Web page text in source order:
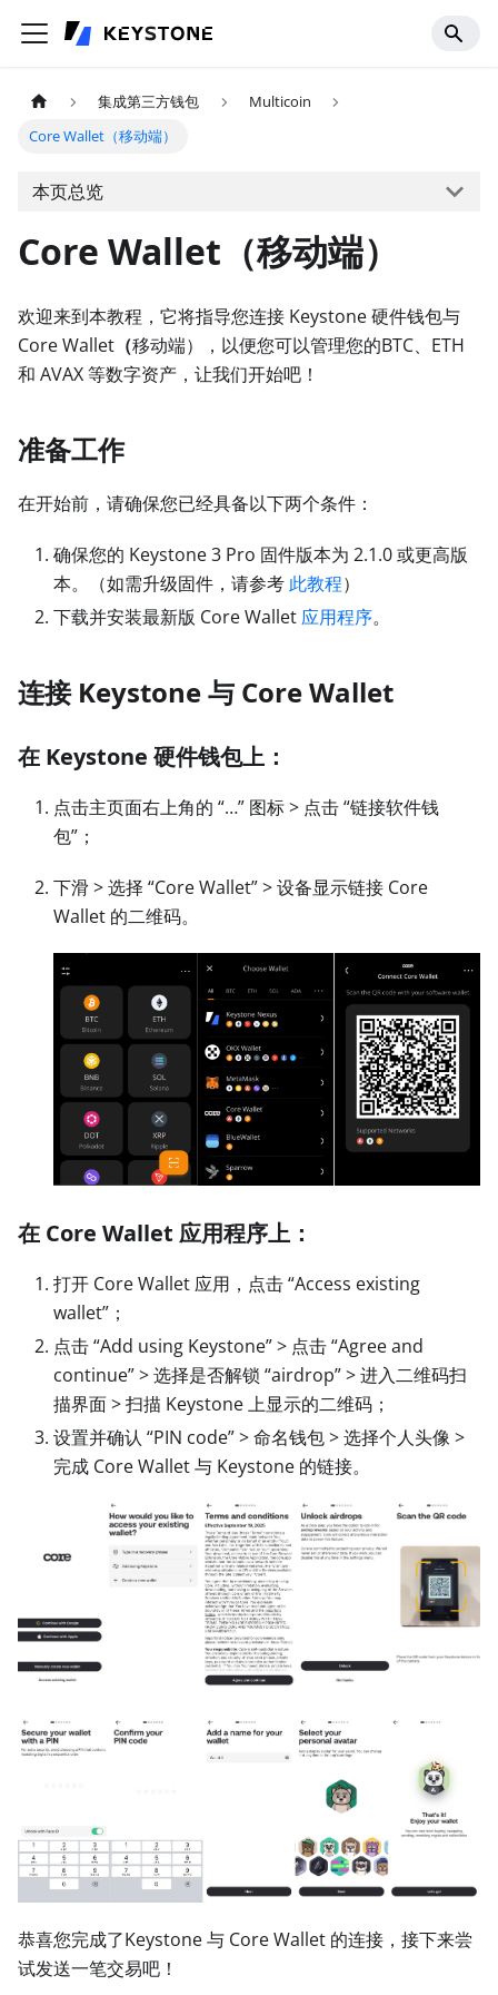
集成第三方钱包
Multicoin
Core Wallet（移动端）
本页总览
Core Wallet（移动端）
欢迎来到本教程，它将指导您连接 Keystone 硬件钱包与
Core Wallet （移动端），以便您可以管理您的BTC、ETH
和 AVAX 等数字资产，让我们开始吧！
准备工作
在开始前，请确保您已经具备以下两个条件：
确保您的 Keystone 3 Pro 固件版本为 2.1.0 或更高版
本。（如需升级固件，请参考 此教程）
下载并安装最新版 Core Wallet 应用程序。
连接 Keystone 与 Core Wallet
在 Keystone 硬件钱包上：
点击主页面右上角的 “…” 图标> 点击 “链接软件钱
包”；
下滑>选择 “Core Wallet”>设备显示链接 Core
Wallet 的二维码。
在 Core Wallet 应用程序上：
打开 Core Wallet 应用，点击 “Access existing
wallet”；
点击 “Add using Keystone”> 点击 “Agree and
continue”>选择是否解锁 “airdrop”>进入二维码扫
描界面>扫描 Keystone 上显示的二维码；
设置并确认 “PIN code”>命名钱包>选择个人头像 >
完成 Core Wallet 与 Keystone 的链接。
恭喜您完成了Keystone 与 Core Wallet 的连接，接下来尝
试发送一笔交易吧！